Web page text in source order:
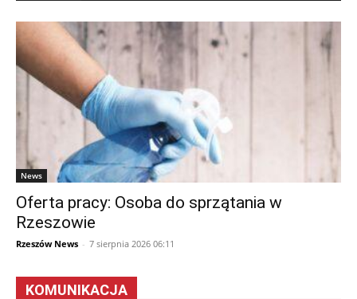
News
Oferta pracy: Osoba do sprzątania w
Rzeszowie
Rzeszów News - 7 sierpnia 2026 06:11
KOMUNIKACJA